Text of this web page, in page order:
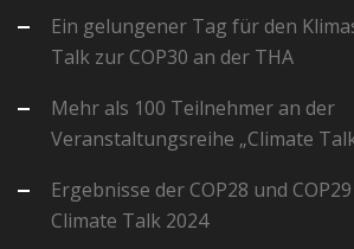
Ein gelungener Tag für den
Talk zur COP30 an der THA
Mehr als 100 Teilnehmer an der
Veranstaltungsreihe „Climate
Ergebnisse der COP28 und
Climate Talk 2024